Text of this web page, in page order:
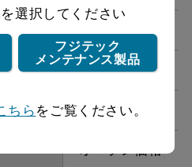
オープン価格
オープン価格
オープン価格
選択してください
フジテック
メンテナンス製品
ちら をご覧ください。